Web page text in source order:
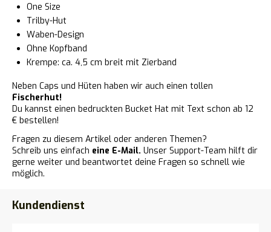
One Size
Trilby-Hut
Waben-Design
Ohne Kopfband
Krempe: ca. 4,5 cm breit mit Zierband
Neben Caps und Hüten haben wir auch einen tollen
Fischerhut!
Du kannst einen bedruckten Bucket Hat mit Text schon ab 12
€ bestellen!
Fragen zu diesem Artikel oder anderen Themen?
Schreib uns einfach eine E-Mail. Unser Support-Team hilft dir
gerne weiter und beantwortet deine Fragen so schnell wie
möglich.
Kundendienst